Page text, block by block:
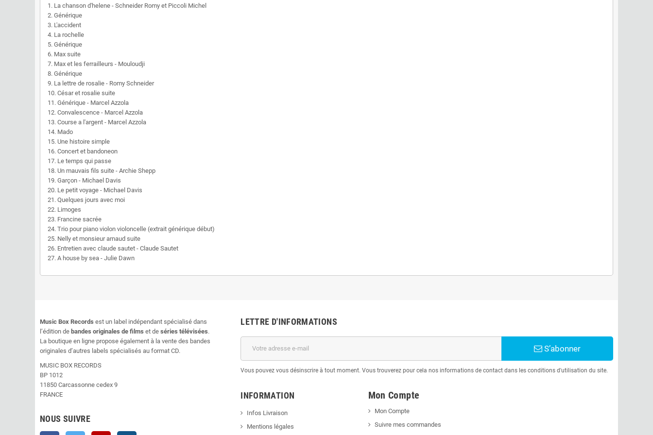
1. La chanson d'helene - Schneider Romy et Piccoli Michel
2. Générique
3. L'accident
4. La rochelle
5. Générique
6. Max suite
7. Max et les ferrailleurs - Mouloudji
8. Générique
9. La lettre de rosalie - Romy Schneider
10. César et rosalie suite
11. Générique - Marcel Azzola
12. Convalescence - Marcel Azzola
13. Course a l'argent - Marcel Azzola
14. Mado
15. Une histoire simple
16. Concert et bandoneon
17. Le temps qui passe
18. Un mauvais fils suite - Archie Shepp
19. Garçon - Michael Davis
20. Le petit voyage - Michael Davis
21. Quelques jours avec moi
22. Limoges
23. Francine sacrée
24. Trio pour piano violon violoncelle (extrait générique début)
25. Nelly et monsieur arnaud suite
26. Entretien avec claude sautet - Claude Sautet
27. A house by sea - Julie Dawn
Music Box Records est un label indépendant spécialisé dans
l’édition de bandes originales de films et de séries télévisées.
La boutique en ligne propose également à la vente des bandes
originales d’autres labels spécialisés au format CD.
MUSIC BOX RECORDS
BP 1012
11850 Carcassonne cedex 9
FRANCE
NOUS SUIVRE
LETTRE D'INFORMATIONS
S’abonner
Vous pouvez vous désinscrire à tout moment. Vous trouverez pour cela nos informations de contact dans les conditions d'utilisation du site.
INFORMATION
Infos Livraison
Mentions légales
Mon Compte
Mon Compte
Suivre mes commandes